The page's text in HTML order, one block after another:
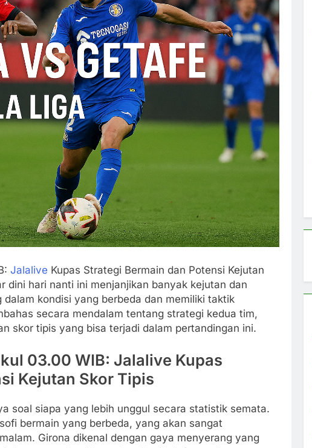
Jalalive Kupas Strategi Bermain dan Potensi Kejutan
dini hari nanti ini menjanjikan banyak kejutan dan
kondisi yang berbeda dan memiliki taktik
secara mendalam tentang strategi kedua tim,
skor tipis yang bisa terjadi dalam pertandingan ini.
03.00 WIB: Jalalive Kupas
Kejutan Skor Tipis
soal siapa yang lebih unggul secara statistik semata.
bermain yang berbeda, yang akan sangat
Girona dikenal dengan gaya menyerang yang